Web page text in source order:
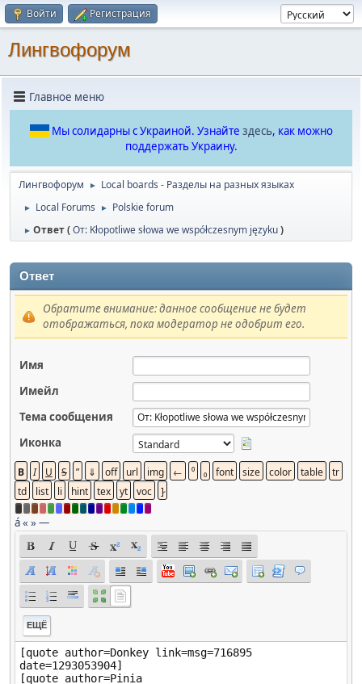
Войти Регистрация
Лингвофорум
Главное меню
Мы солидарны с Украиной. Узнайте здесь, как можно
поддержать Украину.
Лингвофорум ► Local boards - Разделы на разных языках
► Local Forums ► Polskie forum
► Ответ (От: Kłopotliwe słowa we współczesnym języku)
Ответ
Обратите внимание: данное сообщение не будет
отображаться, пока модератор не одобрит его.
Имя
Имейл
Тема сообщения
Иконка
á« »—
ЕЩЁ